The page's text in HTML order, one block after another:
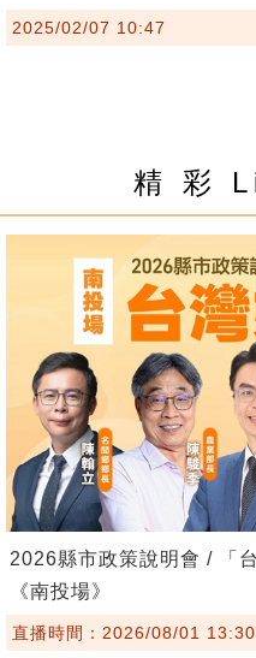
2025/02/07 10:47
精 彩
2026縣市政策說明會 / 「
《南投場》
直播時間：2026/08/01 13:30